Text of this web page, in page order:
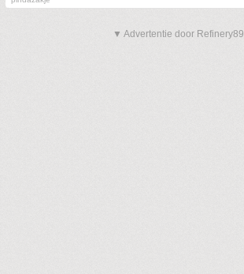
▼ Advertentie door Refinery89